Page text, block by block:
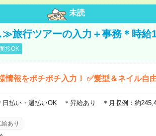
未読
旅行ツアーの入力＋事務＊時給
接OK
情報をポチポチ入力！ ✅髪型＆ネイル自
払い・週払いOK ＊昇給あり ＊月収例：約
あり